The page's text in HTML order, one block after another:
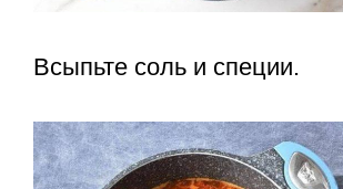
Всыпьте соль и специи.